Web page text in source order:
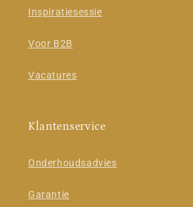
Inspiratiesessie
Voor B2B
Vacatures
Klantenservice
Onderhoudsadvies
Garantie